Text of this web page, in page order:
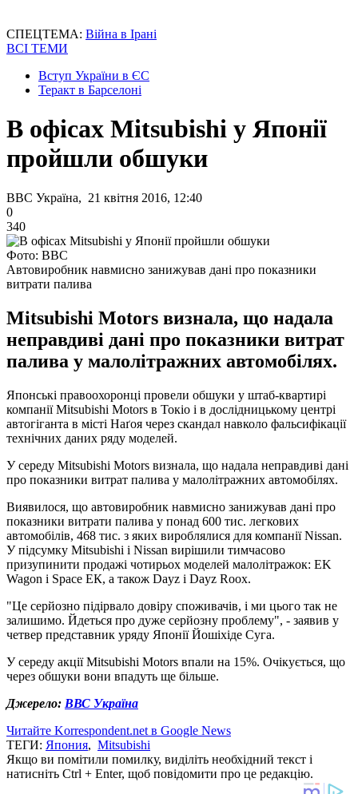
СПЕЦТЕМА: Війна в Ірані
ВСІ ТЕМИ
Вступ України в ЄС
Теракт в Барселоні
В офісах Mitsubishi у Японії
пройшли обшуки
BBC Україна, 21 квітня 2016, 12:40
0
340
Фото: ВВС
Автовиробник навмисно занижував дані про показники
витрати палива
Mitsubishi Motors визнала, що надала
неправдиві дані про показники витрат
палива у малолітражних автомобілях.
Японські правоохоронці провели обшуки у штаб-квартирі
компанії Mitsubishi Motors в Токіо і в дослідницькому центрі
автогіганта в місті Наґоя через скандал навколо фальсифікації
технічних даних ряду моделей.
У середу Mitsubishi Motors визнала, що надала неправдиві дані
про показники витрат палива у малолітражних автомобілях.
Виявилося, що автовиробник навмисно занижував дані про
показники витрати палива у понад 600 тис. легкових
автомобілів, 468 тис. з яких вироблялися для компанії Nissan.
У підсумку Mitsubishi і Nissan вирішили тимчасово
призупинити продажі чотирьох моделей малолітражок: EK
Wagon і Space ЕК, а також Dayz і Dayz Roox.
"Це серйозно підірвало довіру споживачів, і ми цього так не
залишимо. Йдеться про дуже серйозну проблему", - заявив у
четвер представник уряду Японії Йошіхіде Суга.
У середу акції Mitsubishi Motors впали на 15%. Очікується, що
через обшуки вони впадуть ще більше.
Джерело: ВВС Україна
Читайте Korrespondent.net в Google News
ТЕГИ: Япония, Mitsubishi
Якщо ви помітили помилку, виділіть необхідний текст і
натисніть Ctrl + Enter, щоб повідомити про це редакцію.